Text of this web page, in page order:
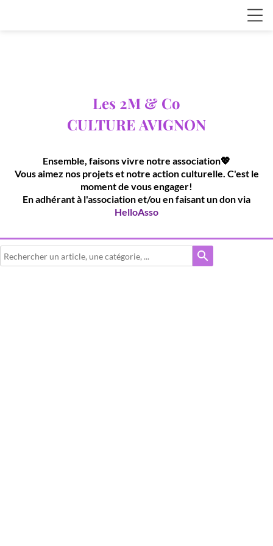
Les 2M & Co
CULTURE AVIGNON
Ensemble, faisons vivre notre association💖
Vous aimez nos projets et notre action culturelle. C'est le
moment de vous engager!
En adhérant à l'association et/ou en faisant un don via
HelloAsso
search